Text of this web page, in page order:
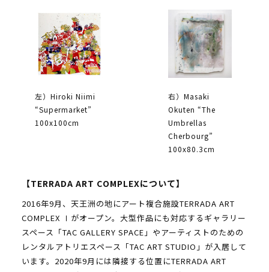
左）Hiroki Niimi
“Supermarket”
100x100cm
右）Masaki
Okuten “The
Umbrellas
Cherbourg”
100x80.3cm
【TERRADA ART COMPLEXについて】
2016年9月、天王洲の地にアート複合施設TERRADA ART
COMPLEX Ⅰがオープン。大型作品にも対応するギャラリー
スペース「TAC GALLERY SPACE」やアーティストのための
レンタルアトリエスペース「TAC ART STUDIO」が入居して
います。2020年9月には隣接する位置にTERRADA ART